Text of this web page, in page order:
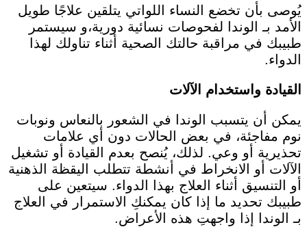
يُوصى بأن تخضع النساء اللواتي يتلقين علاجًا طويل
الأمد بـ الوندا لفحوصات نسائية دورية،و سيستمر
طبيبك في مراقبة حالتك الصحية أثناء تناولك لهذا
الدواء.
القيادة واستخدام الآلات
يمكن أن يتسبب الوندا في الشعور بالنعاس ونوبات
نوم مفاجئة، في بعض الحالات دون أي علامات
تحذيرية أو وعي. لذلك، يُنصح بعدم القيادة أو تشغيل
الآلات أو الانخراط في أنشطة تتطلب اليقظة الذهنية
أو التنسيق أثناء العلاج بهذا الدواء. سيتعين على
طبيبك تحديد ما إذا كان يمكنكِ الاستمرار في العلاج
بـ الوندا إذا واجهتِ هذه الأعراض.